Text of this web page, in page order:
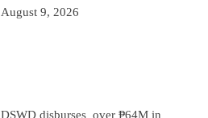
August 9, 2026
DSWD disburses over ₱64M in